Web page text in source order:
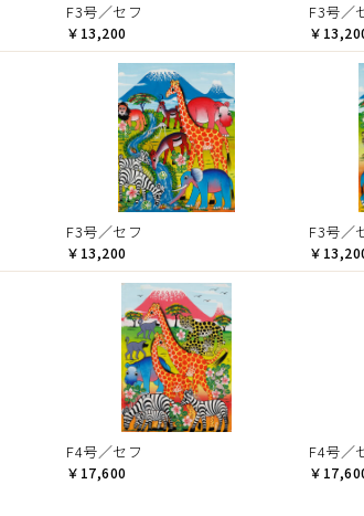
F3号／セフ
￥13,200
F3号／
￥
F3号／セフ
￥13,200
F3号／
￥
F4号／セフ
￥17,600
F4号／
￥